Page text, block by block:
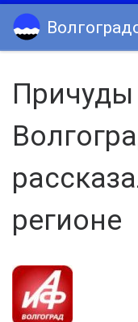
Skip to content
регионе